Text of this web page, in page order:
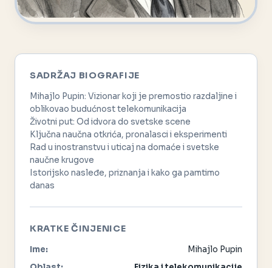
SADRŽAJ BIOGRAFIJE
Mihajlo Pupin: Vizionar koji je premostio razdaljine i
oblikovao budućnost telekomunikacija
Životni put: Od idvora do svetske scene
Ključna naučna otkrića, pronalasci i eksperimenti
Rad u inostranstvu i uticaj na domaće i svetske
naučne krugove
Istorijsko nasleđe, priznanja i kako ga pamtimo
danas
KRATKE ČINJENICE
Ime:
Mihajlo Pupin